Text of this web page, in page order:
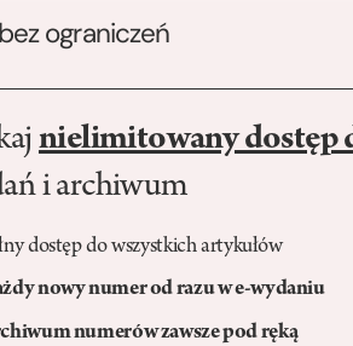
ograniczeń
nielimitowany dostęp
i archiwum
dostęp do wszystkich artykułów
nowy numer od razu w e-wydaniu
numerów zawsze pod ręką